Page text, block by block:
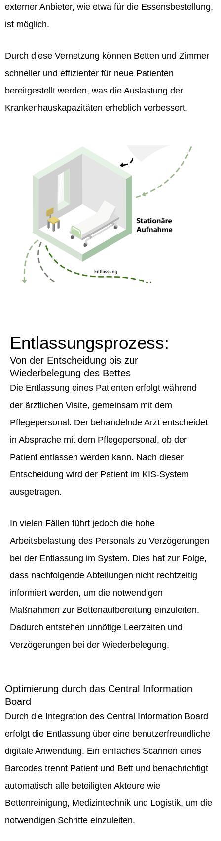
externer Anbieter, wie etwa für die Essensbestellung,
ist möglich.
Durch diese Vernetzung können Betten und Zimmer
schneller und effizienter für neue Patienten
bereitgestellt werden, was die Auslastung der
Krankenhauskapazitäten erheblich verbessert.
Entlassungsprozess:
Von der Entscheidung bis zur
Wiederbelegung des Bettes
Die Entlassung eines Patienten erfolgt während
der ärztlichen Visite, gemeinsam mit dem
Pflegepersonal. Der behandelnde Arzt entscheidet
in Absprache mit dem Pflegepersonal, ob der
Patient entlassen werden kann. Nach dieser
Entscheidung wird der Patient im KIS-System
ausgetragen.
In vielen Fällen führt jedoch die hohe
Arbeitsbelastung des Personals zu Verzögerungen
bei der Entlassung im System. Dies hat zur Folge,
dass nachfolgende Abteilungen nicht rechtzeitig
informiert werden, um die notwendigen
Maßnahmen zur Bettenaufbereitung einzuleiten.
Dadurch entstehen unnötige Leerzeiten und
Verzögerungen bei der Wiederbelegung.
Optimierung durch das Central Information
Board
Durch die Integration des Central Information Board
erfolgt die Entlassung über eine benutzerfreundliche
digitale Anwendung. Ein einfaches Scannen eines
Barcodes trennt Patient und Bett und benachrichtigt
automatisch alle beteiligten Akteure wie
Bettenreinigung, Medizintechnik und Logistik, um die
notwendigen Schritte einzuleiten.